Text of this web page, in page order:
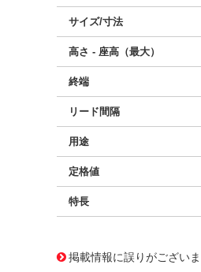
サイズ/寸法
高さ - 座高（最大）
終端
リード間隔
用途
定格値
特長
掲載情報に誤りがござい